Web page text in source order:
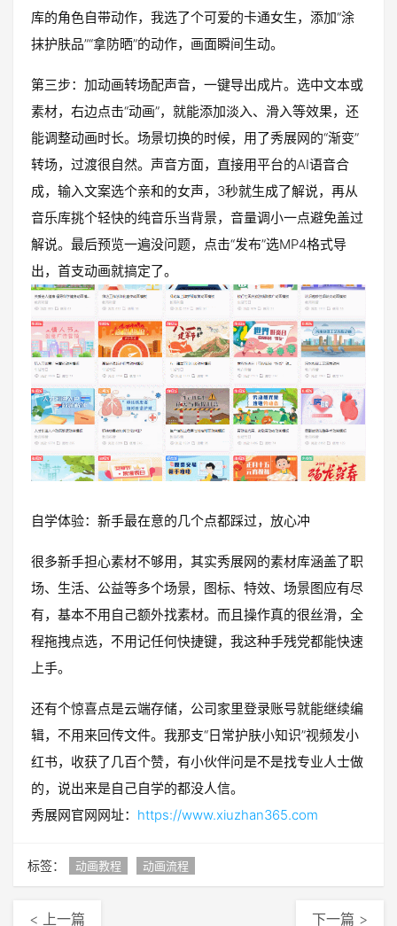
库的角色自带动作，我选了个可爱的卡通女生，添加“涂
抹护肤品”“拿防晒”的动作，画面瞬间生动。
第三步：加动画转场配声音，一键导出成片。选中文本或
素材，右边点击“动画”，就能添加淡入、滑入等效果，还
能调整动画时长。场景切换的时候，用了秀展网的“渐变”
转场，过渡很自然。声音方面，直接用平台的AI语音合
成，输入文案选个亲和的女声，3秒就生成了解说，再从
音乐库挑个轻快的纯音乐当背景，音量调小一点避免盖过
解说。最后预览一遍没问题，点击“发布”选MP4格式导
出，首支动画就搞定了。
自学体验：新手最在意的几个点都踩过，放心冲
很多新手担心素材不够用，其实秀展网的素材库涵盖了职
场、生活、公益等多个场景，图标、特效、场景图应有尽
有，基本不用自己额外找素材。而且操作真的很丝滑，全
程拖拽点选，不用记任何快捷键，我这种手残党都能快速
上手。
还有个惊喜点是云端存储，公司家里登录账号就能继续编
辑，不用来回传文件。我那支“日常护肤小知识”视频发小
红书，收获了几百个赞，有小伙伴问是不是找专业人士做
的，说出来是自己自学的都没人信。
秀展网官网网址： https://www.xiuzhan365.com
标签： 动画教程 动画流程
< 上一篇 下一篇 >